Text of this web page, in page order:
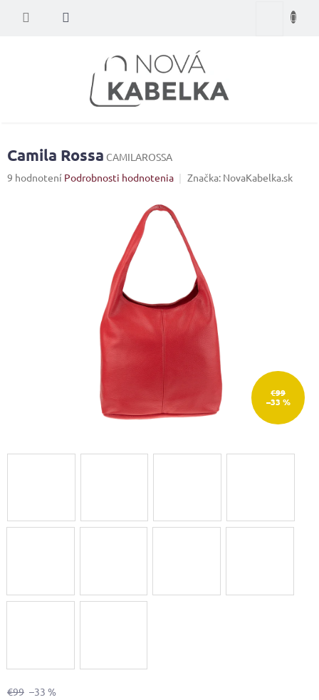
Nákupný
Camila Rossa CAMILAROSSA
Priemerné
9 hodnotení Podrobnosti hodnotenia Značka: NovaKabelka.sk
€99
–33 %
€99 –33 %